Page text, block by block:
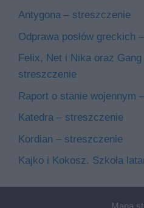
Antygona – streszczenie
Odprawa posłów greckich
Felix, Net i Nika oraz
streszczenie
Raport o stanie wojennym
Katedra – streszczenie
Kordian – streszczenie
Kajko i Kokosz. Szkoła
Mapa